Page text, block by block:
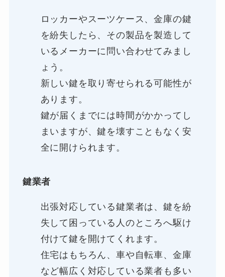
ロッカーやスーツケース、金庫の鍵
を紛失したら、その製品を製造して
いるメーカーに問い合わせてみまし
ょう。
新しい鍵を取り寄せられる可能性が
あります。
鍵が届くまでには時間がかかってし
まいますが、鍵を壊すこともなく安
全に開けられます。
鍵業者
出張対応している鍵業者は、鍵を紛
失して困っている人のところへ駆け
付けて鍵を開けてくれます。
住宅はもちろん、車や自転車、金庫
など幅広く対応している業者も多い